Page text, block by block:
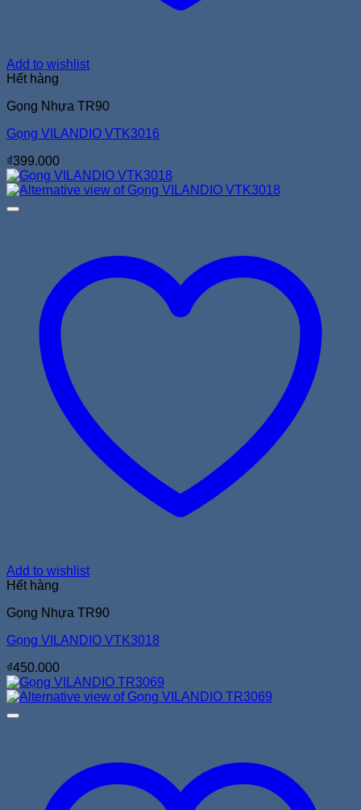
Add to wishlist
Hết hàng
Gọng Nhựa TR90
Gọng VILANDIO VTK3016
₫399.000
Add to wishlist
Hết hàng
Gọng Nhựa TR90
Gọng VILANDIO VTK3018
₫450.000